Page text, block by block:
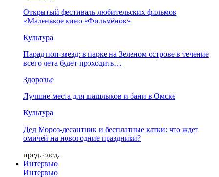
Открытый фестиваль любительских фильмов
«Маленькое кино «Фильмёнок»
Культура
Парад поп-звезд: в парке на Зеленом острове в течение
всего лета будет проходить…
Здоровье
Лучшие места для шашлыков и бани в Омске
Культура
Дед Мороз-десантник и бесплатные катки: что ждет
омичей на новогодние праздники?
пред. след.
Интервью
Интервью